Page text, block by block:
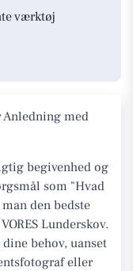
værktøj
Anledning med
begivenhed og
som "Hvad
den bedste
Lunderskov.
behov, uanset
eller